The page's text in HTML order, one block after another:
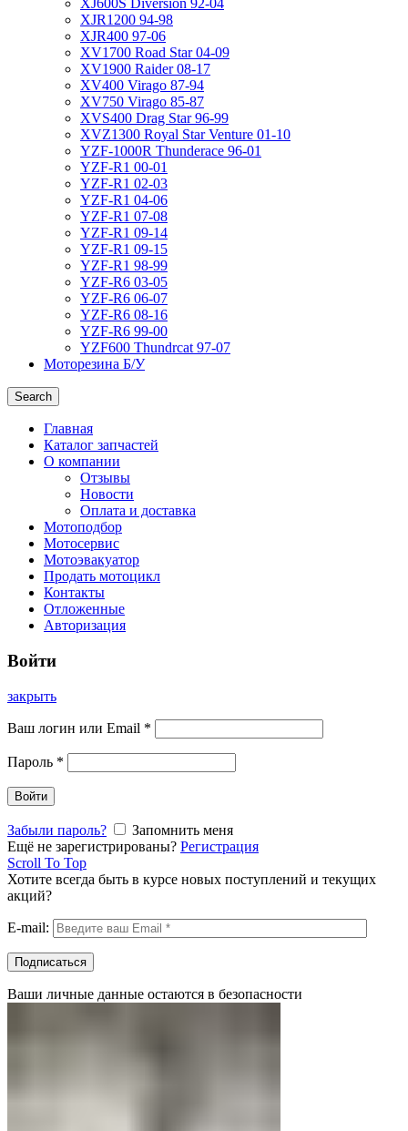
XJ600S Diversion 92-04
XJR1200 94-98
XJR400 97-06
XV1700 Road Star 04-09
XV1900 Raider 08-17
XV400 Virago 87-94
XV750 Virago 85-87
XVS400 Drag Star 96-99
XVZ1300 Royal Star Venture 01-10
YZF-1000R Thunderace 96-01
YZF-R1 00-01
YZF-R1 02-03
YZF-R1 04-06
YZF-R1 07-08
YZF-R1 09-14
YZF-R1 09-15
YZF-R1 98-99
YZF-R6 03-05
YZF-R6 06-07
YZF-R6 08-16
YZF-R6 99-00
YZF600 Thundrcat 97-07
Моторезина Б/У
Search
Главная
Каталог запчастей
О компании
Отзывы
Новости
Оплата и доставка
Мотоподбор
Мотосервис
Мотоэвакуатор
Продать мотоцикл
Контакты
Отложенные
Авторизация
Войти
закрыть
Ваш логин или Email *
Пароль *
Войти
Забыли пароль?
Запомнить меня
Ещё не зарегистрированы? Регистрация
Scroll To Top
Хотите всегда быть в курсе новых поступлений и текущих
акций?
E-mail:
Ваши личные данные остаются в безопасности